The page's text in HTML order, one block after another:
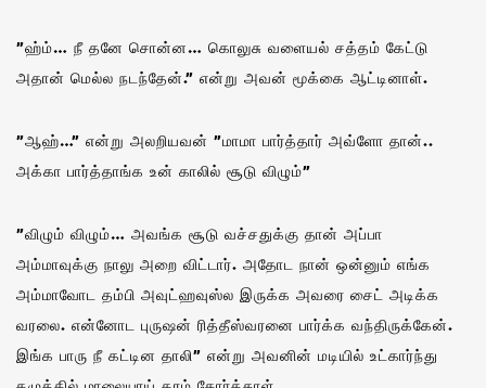
”ஹ்ம்… நீ தனே சொன்ன… கொலுசு வளையல் சத்தம் கேட்டு
அதான் மெல்ல நடந்தேன்.” என்று அவன் மூக்கை ஆட்டினாள்.
”ஆஹ்…” என்று அலறியவன் ”மாமா பார்த்தார் அவ்ளோ தான்..
அக்கா பார்த்தாங்க உன் காலில் சூடு விழும்”
”விழும் விழும்… அவங்க சூடு வச்சதுக்கு தான் அப்பா
அம்மாவுக்கு நாலு அறை விட்டார். அதோட நான் ஒன்னும் எங்க
அம்மாவோட தம்பி அவுட்ஹவுஸ்ல இருக்க அவரை சைட் அடிக்க
வரலை. என்னோட புருஷன் ரித்தீஸ்வரனை பார்க்க வந்திருக்கேன்.
இங்க பாரு நீ கட்டின தாலி” என்று அவனின் மடியில் உட்கார்ந்து